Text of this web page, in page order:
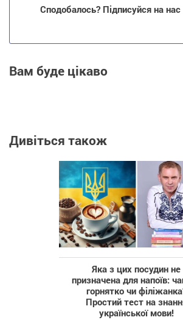
Сподобалось? Підписуйся на
Вам буде цікаво
Дивіться також
Яка з цих посудин не
призначена для напоїв:
горнятко чи
Простий тест на
української мови!